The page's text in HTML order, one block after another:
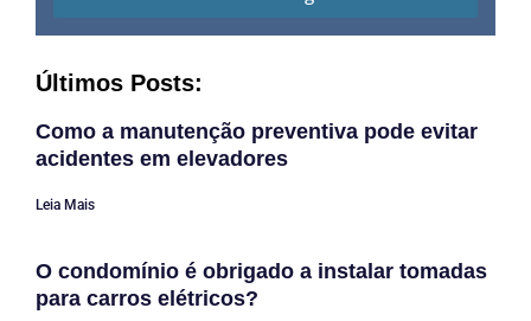
Últimos Posts:
Como a manutenção preventiva pode evitar
acidentes em elevadores
Leia Mais
O condomínio é obrigado a instalar tomadas
para carros elétricos?